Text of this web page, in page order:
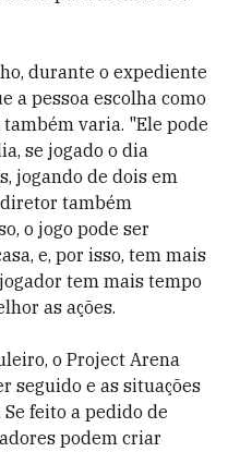
durante o expediente
a pessoa escolha como
varia. "Ele pode
se jogado o dia
jogando de dois em
diretor também
o jogo pode ser
e, por isso, tem mais
tem mais tempo
as ações.
o Project Arena
seguido e as situações
feito a pedido de
podem criar